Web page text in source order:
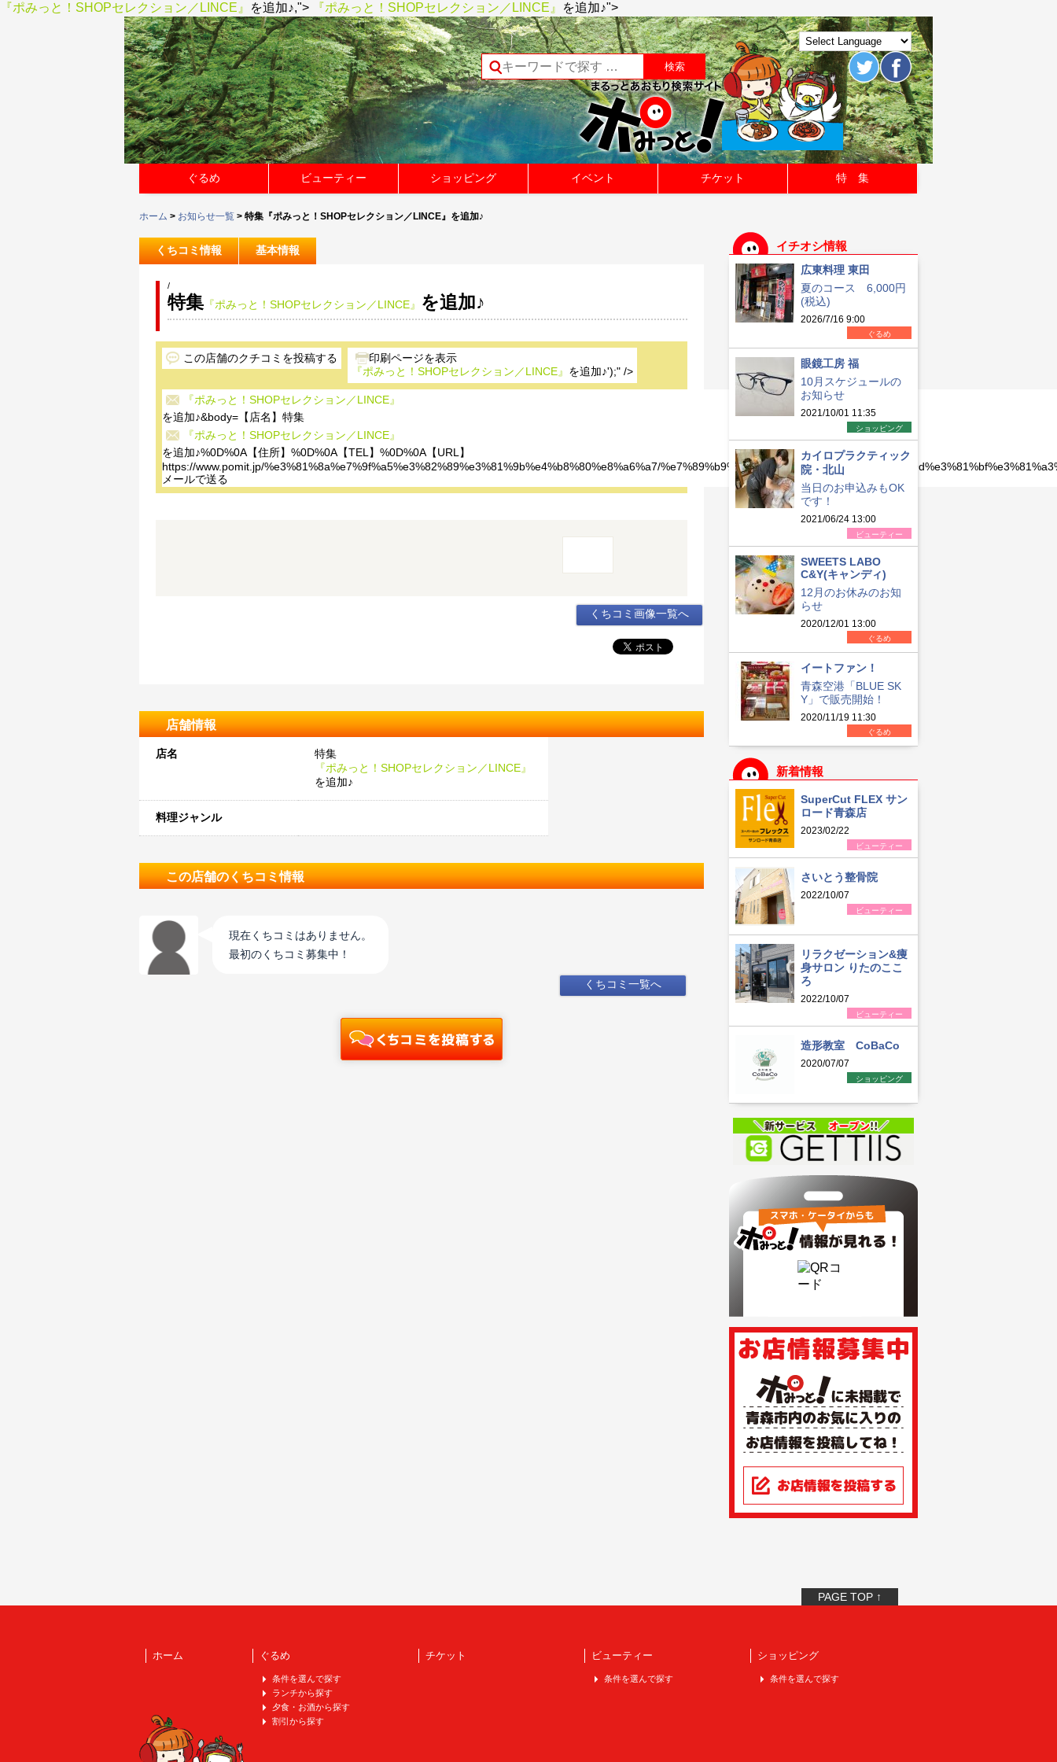
『ポみっと！SHOPセレクション／LINCE』 を追加♪,"> 『ポみっと！SHOPセレクション／LINCE』 を追加♪">
ぐるめ ビューティー ショッピング イベント チケット 特 集
ホーム > お知らせ一覧 > 特集『ポみっと！SHOPセレクション／LINCE』を追加♪
くちコミ情報 基本情報
/
特集 『ポみっと！SHOPセレクション／LINCE』 を追加♪
この店舗のクチコミを投稿する
『ポみっと！SHOPセレクション／LINCE』 を追加♪');" />
『ポみっと！SHOPセレクション／LINCE』
を追加♪&body=【店名】特集
『ポみっと！SHOPセレクション／LINCE』
を追加♪%0D%0A【住所】%0D%0A【TEL】%0D%0A【URL】
https://www.pomit.jp/%e3%81%8a%e7%9f%a5%e3%82%89%e3%81%9b%e4%b8%80%e8%a6%a7/
メールで送る
くちコミ画像一覧へ
店舗情報
店名
特集
『ポみっと！SHOPセレクション／LINCE』
を追加♪
料理ジャンル
この店舗のくちコミ情報
現在くちコミはありません。
最初のくちコミ募集中！
くちコミ一覧へ
イチオシ情報
広東料理 東田
夏のコース 6,000円
(税込)
2026/7/16 9:00
ぐるめ
眼鏡工房 福
10月スケジュールの
お知らせ
2021/10/01 11:35
ショッピング
カイロプラクティック
院・北山
当日のお申込みもOK
です！
2021/06/24 13:00
ビューティー
SWEETS LABO
C&Y(キャンディ)
12月のお休みのお知
らせ
2020/12/01 13:00
ぐるめ
イートファン！
青森空港「BLUE SK
Y」で販売開始！
2020/11/19 11:30
ぐるめ
新着情報
SuperCut FLEX サン
ロード青森店
2023/02/22
ビューティー
さいとう整骨院
2022/10/07
ビューティー
リラクゼーション&痩
身サロン りたのここ
ろ
2022/10/07
ビューティー
造形教室 CoBaCo
2020/07/07
ショッピング
PAGE TOP ↑
ホーム ぐるめ
条件を選んで探す
ランチから探す
夕食・お酒から探す
割引から探す
チケット ビューティー
条件を選んで探す
ショッピング
条件を選んで探す